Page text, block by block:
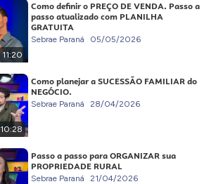
11:20
Como definir o PREÇO DE VENDA. Passo a
passo atualizado com PLANILHA
GRATUITA
Sebrae Paraná 05/05/2026
10:28
Como planejar a SUCESSÃO FAMILIAR do
NEGÓCIO.
Sebrae Paraná 28/04/2026
Passo a passo para ORGANIZAR sua
PROPRIEDADE RURAL
Sebrae Paraná 21/04/2026